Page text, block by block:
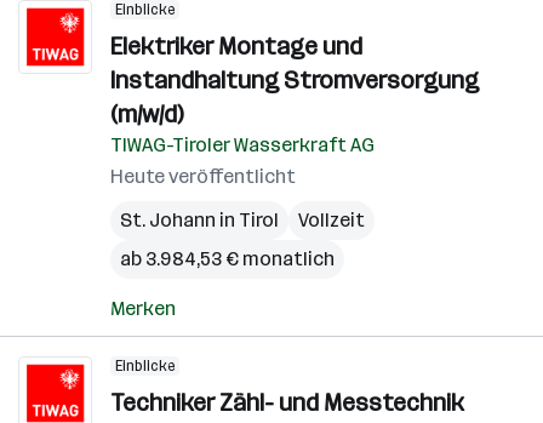
Einblicke
Elektriker Montage und
Instandhaltung Stromversorgung
(m/w/d)
TIWAG-Tiroler Wasserkraft AG
Heute veröffentlicht
St. Johann in Tirol
Vollzeit
ab 3.984,53 € monatlich
Merken
Einblicke
Techniker Zähl- und Messtechnik